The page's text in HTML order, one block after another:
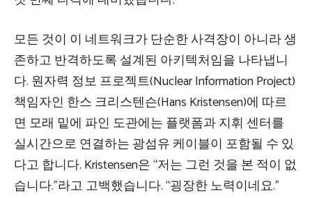
모든 것이 이 네트워크가 단순한 사격장이 아니라 생
존하고 반격하도록 설계된 아키텍처임을 나타냅니
다. 원자력 정보 프로젝트(Nuclear Information Project)
책임자인 한스 크리스텐슨(Hans Kristensen)에 따르
면 모래 밑에 파인 도관에는 플랫폼과 지휘 센터를
실시간으로 연결하는 광섬유 케이블이 포함될 수 있
다고 합니다. Kristensen은 “저는 그런 것을 본 적이 없
습니다.”라고 고백했습니다. “굉장한 노력이네요.”